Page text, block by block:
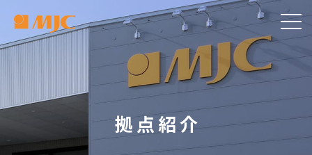
拠点紹介